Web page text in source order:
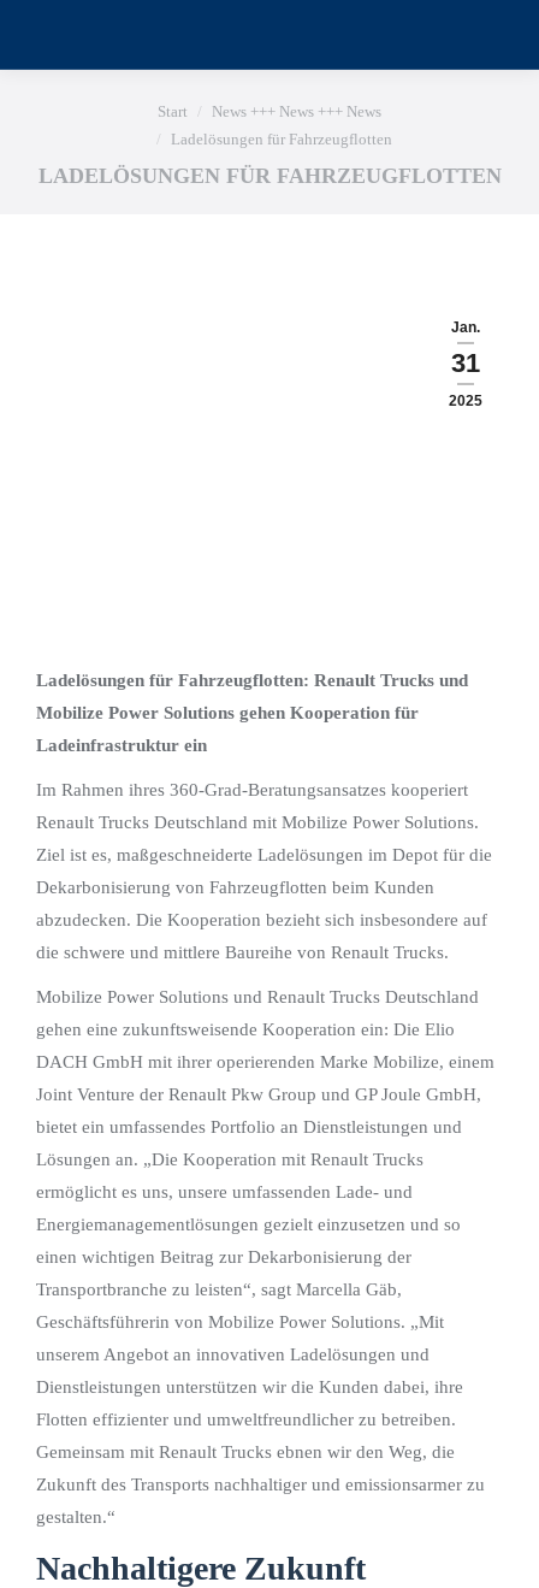
Sie befinden sich hier:
Start
News +++ News +++ News
Ladelösungen für Fahrzeugflotten
LADELÖSUNGEN FÜR FAHRZEUGFLOTTEN
Jan.
31
2025
Ladelösungen für Fahrzeugflotten: Renault Trucks und
Mobilize Power Solutions gehen Kooperation für
Ladeinfrastruktur ein
Im Rahmen ihres 360-Grad-Beratungsansatzes kooperiert
Renault Trucks Deutschland mit Mobilize Power Solutions.
Ziel ist es, maßgeschneiderte Ladelösungen im Depot für die
Dekarbonisierung von Fahrzeugflotten beim Kunden
abzudecken. Die Kooperation bezieht sich insbesondere auf
die schwere und mittlere Baureihe von Renault Trucks.
Mobilize Power Solutions und Renault Trucks Deutschland
gehen eine zukunftsweisende Kooperation ein: Die Elio
DACH GmbH mit ihrer operierenden Marke Mobilize, einem
Joint Venture der Renault Pkw Group und GP Joule GmbH,
bietet ein umfassendes Portfolio an Dienstleistungen und
Lösungen an. „Die Kooperation mit Renault Trucks
ermöglicht es uns, unsere umfassenden Lade- und
Energiemanagementlösungen gezielt einzusetzen und so
einen wichtigen Beitrag zur Dekarbonisierung der
Transportbranche zu leisten“, sagt Marcella Gäb,
Geschäftsführerin von Mobilize Power Solutions. „Mit
unserem Angebot an innovativen Ladelösungen und
Dienstleistungen unterstützen wir die Kunden dabei, ihre
Flotten effizienter und umweltfreundlicher zu betreiben.
Gemeinsam mit Renault Trucks ebnen wir den Weg, die
Zukunft des Transports nachhaltiger und emissionsarmer zu
gestalten.“
Nachhaltigere Zukunft